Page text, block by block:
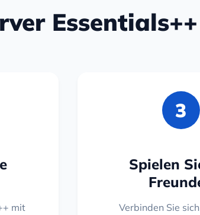
Essentials++
mit
3
Spielen
Verbinden Sie